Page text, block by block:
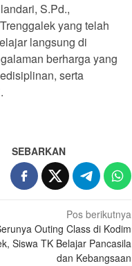
S.Pd.,
yang telah
langsung di
berharga yang
serta
SEBARKAN
Pos berikutnya
Outing Class di Kodim
Siswa TK Belajar Pancasila
dan Kebangsaan